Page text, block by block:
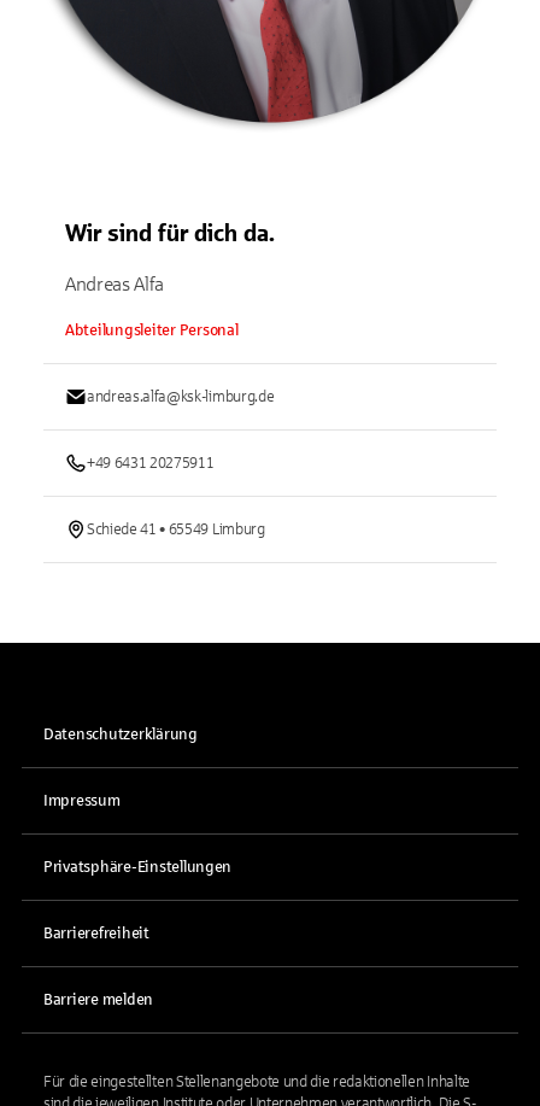
Wir sind für dich da.
Andreas Alfa
Abteilungsleiter Personal
andreas.alfa@ksk-limburg.de
+49 6431 20275911
Schiede 41 • 65549 Limburg
Datenschutzerklärung
Impressum
Privatsphäre-Einstellungen
Barrierefreiheit
Barriere melden
Für die eingestellten Stellenangebote und die redaktionellen Inhalte